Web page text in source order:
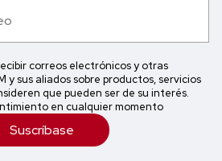
correos electrónicos y otras
y sus aliados sobre productos, servicios
que pueden ser de su interés.
en cualquier momento
Suscríbase